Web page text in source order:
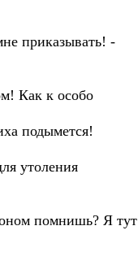
приказывать! -
Как к особо
подымется!
утоления
помнишь? Я тут